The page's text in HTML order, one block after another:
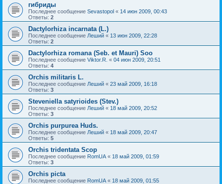
гибриды
Последнее сообщение Sevastopol « 14 июн 2009, 00:43
Ответы: 2
Dactylorhiza incarnata (L.)
Последнее сообщение Леший « 13 июн 2009, 22:28
Ответы: 2
Dactylorhiza romana (Seb. et Mauri) Soo
Последнее сообщение Viktor.R. « 04 июн 2009, 20:51
Ответы: 4
Orchis militaris L.
Последнее сообщение Леший « 23 май 2009, 16:18
Ответы: 3
Steveniella satyrioides (Stev.)
Последнее сообщение Леший « 18 май 2009, 20:52
Ответы: 3
Orchis purpurea Huds.
Последнее сообщение Леший « 18 май 2009, 20:47
Ответы: 5
Orchis tridentata Scop
Последнее сообщение RomUA « 18 май 2009, 01:59
Ответы: 3
Orchis picta
Последнее сообщение RomUA « 18 май 2009, 01:55